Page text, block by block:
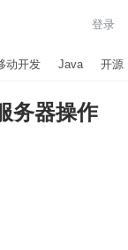
登录
动开发 Java 开源
务器操作